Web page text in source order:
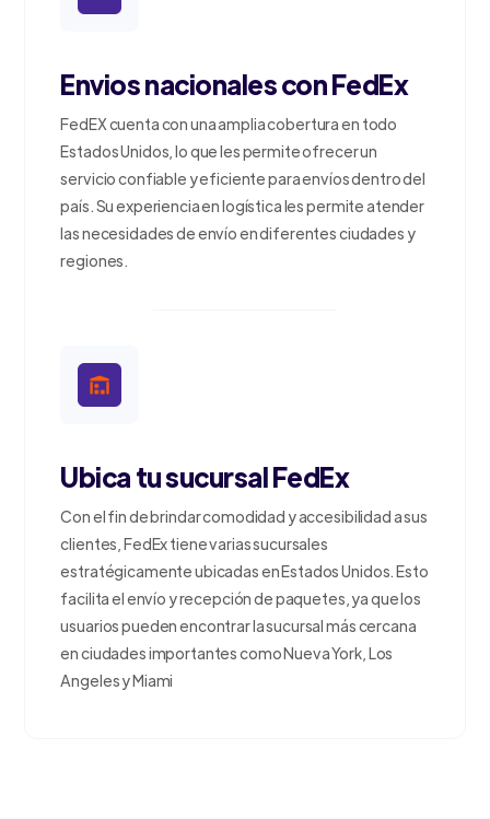
Envios nacionales con FedEx
FedEX cuenta con una amplia cobertura en todo
Estados Unidos, lo que les permite ofrecer un
servicio confiable y eficiente para envíos dentro del
país. Su experiencia en logística les permite atender
las necesidades de envío en diferentes ciudades y
regiones.
Ubica tu sucursal FedEx
Con el fin de brindar comodidad y accesibilidad a sus
clientes, FedEx tiene varias sucursales
estratégicamente ubicadas en Estados Unidos. Esto
facilita el envío y recepción de paquetes, ya que los
usuarios pueden encontrar la sucursal más cercana
en ciudades importantes como Nueva York, Los
Angeles y Miami